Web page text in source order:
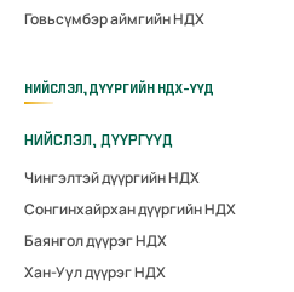
Говьсүмбэр аймгийн НДХ
НИЙСЛЭЛ, ДҮҮРГИЙН НДХ-ҮҮД
НИЙСЛЭЛ, ДҮҮРГҮҮД
Чингэлтэй дүүргийн НДХ
Сонгинхайрхан дүүргийн НДХ
Баянгол дүүрэг НДХ
Хан-Уул дүүрэг НДХ